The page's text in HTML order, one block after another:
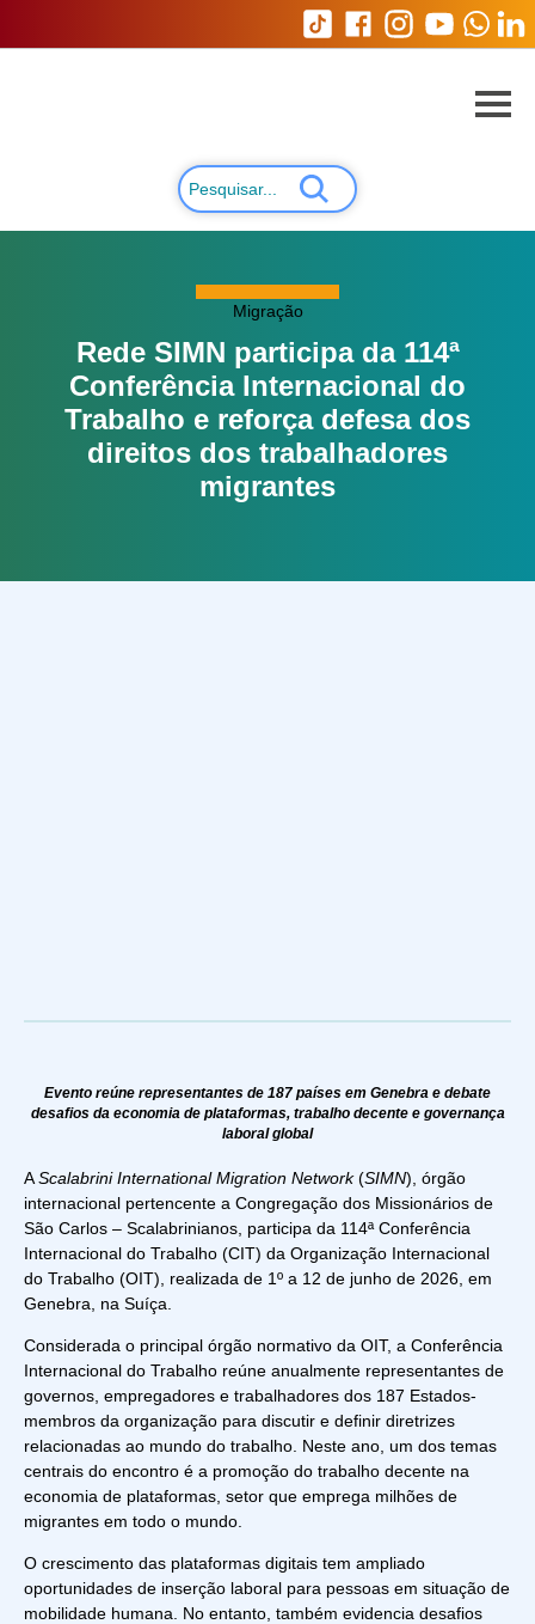
Migração
Rede SIMN participa da 114ª
Conferência Internacional do
Trabalho e reforça defesa dos
direitos dos trabalhadores
migrantes
Evento reúne representantes de 187 países em Genebra e debate
desafios da economia de plataformas, trabalho decente e governança
laboral global
AScalabrini International Migration Network(SIMN), órgão
internacional pertencente a Congregação dos Missionários de
São Carlos – Scalabrinianos, participa da 114ª Conferência
Internacional do Trabalho (CIT) da Organização Internacional
do Trabalho (OIT), realizada de 1º a 12 de junho de 2026, em
Genebra, na Suíça.
Considerada o principal órgão normativo da OIT, a Conferência
Internacional do Trabalho reúne anualmente representantes de
governos, empregadores e trabalhadores dos 187 Estados-
membros da organização para discutir e definir diretrizes
relacionadas ao mundo do trabalho. Neste ano, um dos temas
centrais do encontro é a promoção do trabalho decente na
economia de plataformas, setor que emprega milhões de
migrantes em todo o mundo.
O crescimento das plataformas digitais tem ampliado
oportunidades de inserção laboral para pessoas em situação de
mobilidade humana. No entanto, também evidencia desafios